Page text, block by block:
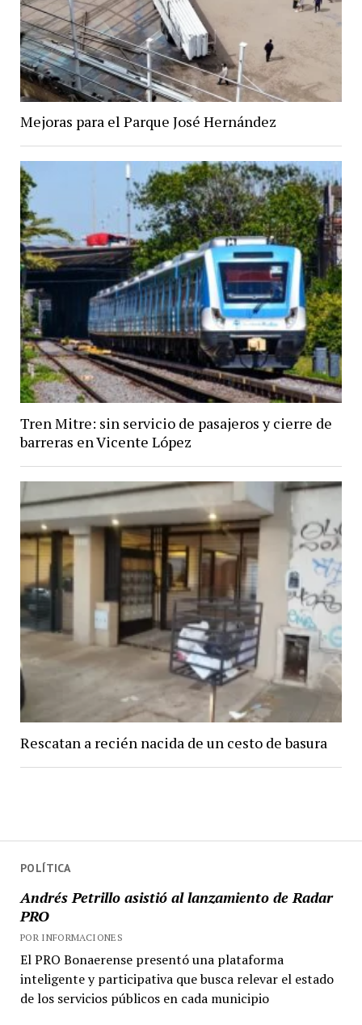
POLÍTICA
Andrés Petrillo asistió al lanzamiento de Radar
PRO
POR INFORMACIONES
El PRO Bonaerense presentó una plataforma
inteligente y participativa que busca relevar el estado
de los servicios públicos en cada municipio
Mejoras para el Parque José Hernández
Tren Mitre: sin servicio de pasajeros y cierre de
barreras en Vicente López
Rescatan a recién nacida de un cesto de basura